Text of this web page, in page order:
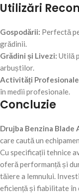
Utilizări
Gospodării: Perfectă
grădinii.
Grădini și Livezi: Utilă
arbuștilor.
Activități
în medii profesionale.
Concluzie
Drujba Benzina Blade
care caută un
Cu specificații tehnice
oferă performanță și
tăiere a lemnului.
eficiență și fiabilitate în